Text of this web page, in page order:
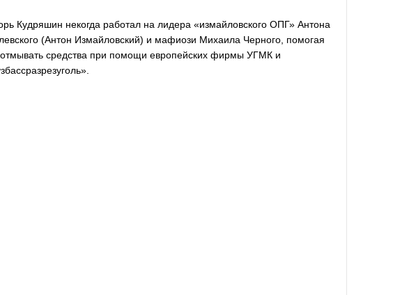
Кудряшин некогда работал на лидера «измайловского ОПГ» Антона
(Антон Измайловский) и мафиози Михаила Черного, помогая
средства при помощи европейских фирмы УГМК и